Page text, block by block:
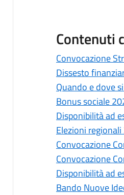
Contenuti
Convocazione
Dissesto
Quando e dove
Bonus sociale
Disponibilità ad
Elezioni
Convocazione
Convocazione
Disponibilità ad
Bando Nuove